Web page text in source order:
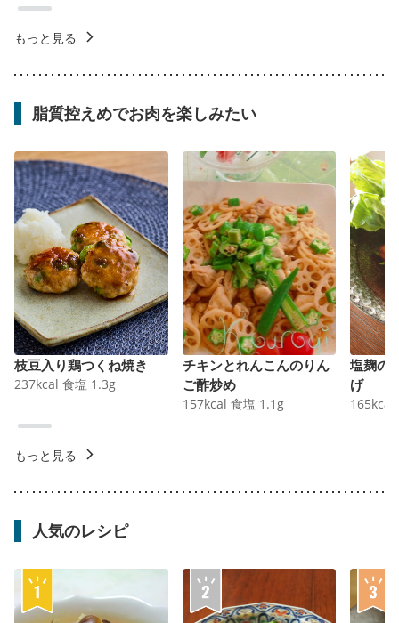
もっと見る
脂質控えめでお肉を楽しみたい
枝豆入り鶏つくね焼き
237kcal 食塩 1.3g
チキンとれんこんのりん
ご酢炒め
157kcal 食塩 1.1 g
塩麹の
げ
165kcal
もっと見る
人気のレシピ